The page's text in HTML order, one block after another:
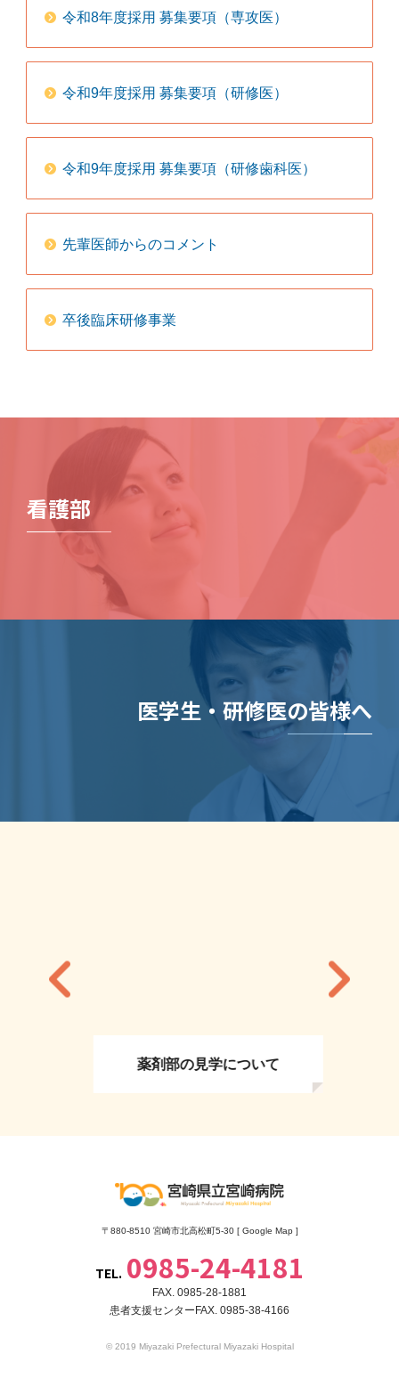
令和8年度採用 募集要項（専攻医）
令和9年度採用 募集要項（研修医）
令和9年度採用 募集要項（研修歯科医）
先輩医師からのコメント
卒後臨床研修事業
看護部
医学生・研修医の皆様へ
薬剤部の見学について
〒880-8510 宮崎市北高松町5-30 [ Google Map]
TEL. 0985-24-4181
FAX. 0985-28-1881
患者支援センターFAX. 0985-38-4166
© 2019 Miyazaki Prefectural Miyazaki Hospital